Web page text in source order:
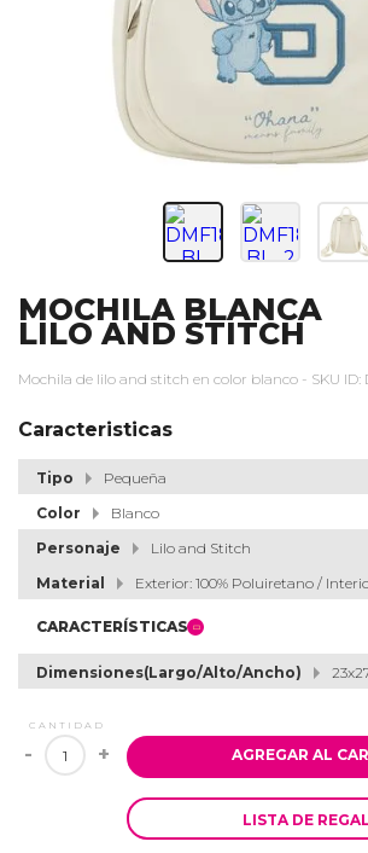
MOCHILA BLANCA
LILO AND STITCH
Mochila de lilo and stitch en color blanco - SKU ID:
Caracteristicas
Tipo
Pequeña
Color
Blanco
Personaje
Lilo and Stitch
Material
Exterior: 100% Poluiretano /
CARACTERÍSTICAS
Dimensiones(Largo/Alto/Ancho)
CANTIDAD
- + AGREGAR AL
LISTA DE